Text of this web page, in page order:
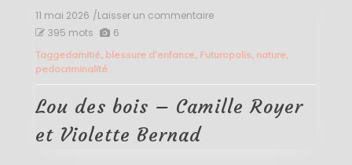
11 mai 2026 /Laisser un commentaireon
bois
Royer
et
395 mots 6
Taggedamitié, blessure d’enfance, Futuropolis, nature,
pedocriminalité
Lou des bois – Camille Royer
et Violette Bernad